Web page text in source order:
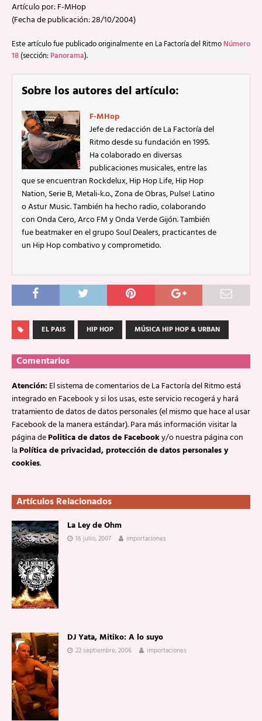
Artículo por: F-MHop
(Fecha de publicación: 28/10/2004)
Este artículo fue publicado originalmente en La Factoría del Ritmo Número
18 (sección: Panorama).
Sobre los autores del artículo:
F-MHop
Jefe de redacción de La Factoría del
Ritmo desde su fundación en 1995.
Ha colaborado en diversas
publicaciones musicales, entre las
que se encuentran Rockdelux, Hip Hop Life, Hip Hop
Nation, Serie B, Metali-k.o., Zona de Obras, Pulse! Latino
o Astur Music. También ha hecho radio, colaborando
con Onda Cero, Arco FM y Onda Verde Gijón. También
fue beatmaker en el grupo Soul Dealers, practicantes de
un Hip Hop combativo y comprometido.
EL PAIS HIP HOP MÚSICA HIP HOP & URBAN
Comentarios
Atención:El sistema de comentarios de La Factoría del Ritmo está
integrado en Facebook y si los usas, este servicio recogerá y hará
tratamiento de datos de datos personales (el mismo que hace al usar
Facebook de la manera estándar). Para más información visitar la
página dePolitica de datos de Facebooky/o nuestra página con
laPolítica de privacidad, protección de datos personales y
cookies.
Artículos Relacionados
La Ley de Ohm
16 julio, 2007 importaciones
DJ Yata, Mitiko: A lo suyo
22 septiembre, 2006 importaciones